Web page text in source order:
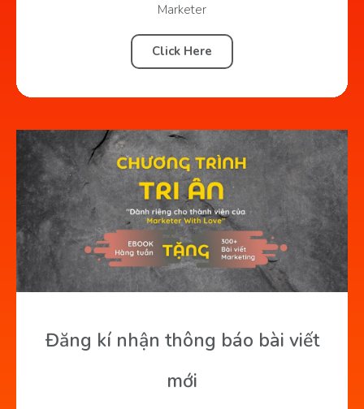
Marketer
Click Here
Đăng kí nhận thông báo bài viết
mới